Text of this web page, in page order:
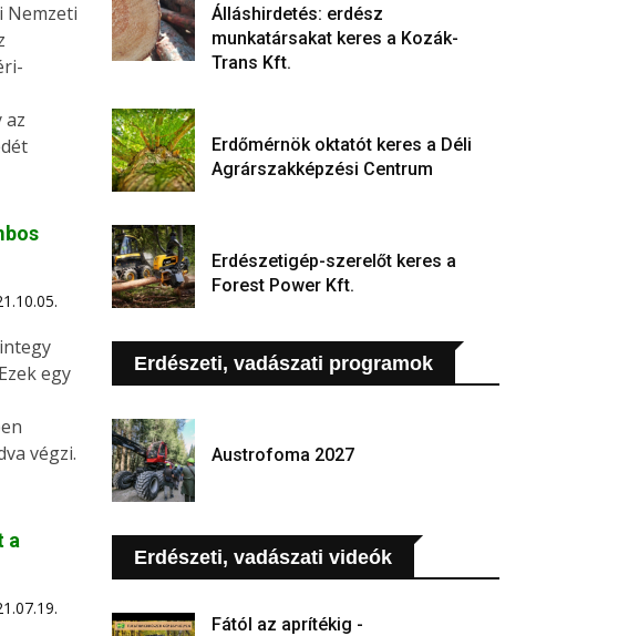
Nemzeti
az
egy
végzi.
a
Álláshirdetés: erdész
munkatársakat keres a Kozák-
Trans Kft.
Erdőmérnök oktatót keres a Déli
Agrárszakképzési Centrum
Erdészetigép-szerelőt keres a
Forest Power Kft.
Erdészeti, vadászati programok
Austrofoma 2027
Erdészeti, vadászati videók
Fától az aprítékig -